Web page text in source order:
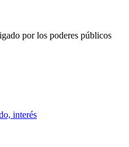
por los poderes públicos
interés